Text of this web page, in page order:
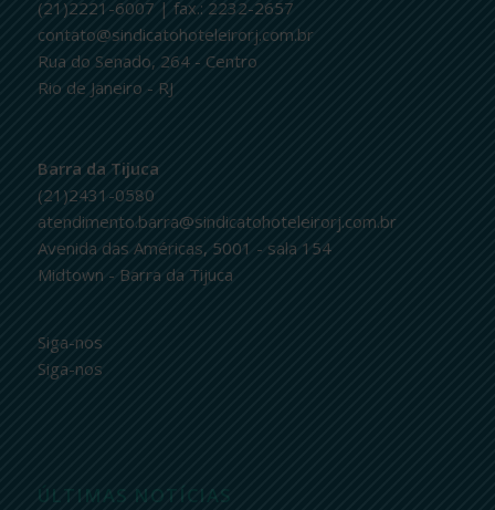
(21)2221-6007 | fax.: 2232-2657
contato@sindicatohoteleirorj.com.br
Rua do Senado, 264 - Centro
Rio de Janeiro - RJ
Barra da Tijuca
(21)2431-0580
atendimento.barra@sindicatohoteleirorj.com.br
Avenida das Américas, 5001 - sala 154
Midtown - Barra da Tijuca
Siga-nos
Siga-nos
ÚLTIMAS NOTÍCIAS